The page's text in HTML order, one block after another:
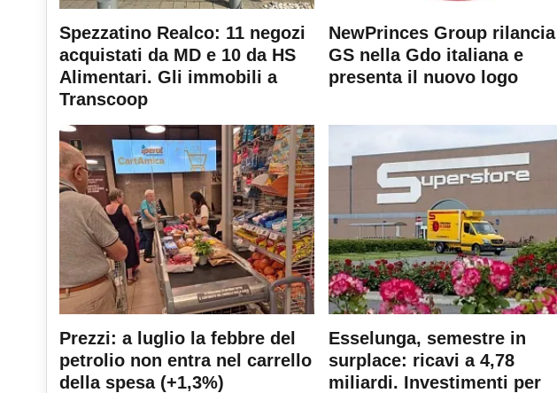
Spezzatino Realco: 11 negozi
acquistati da MD e 10 da HS
Alimentari. Gli immobili a
Transcoop
NewPrinces Group rilancia
GS nella Gdo italiana e
presenta il nuovo logo
Prezzi: a luglio la febbre del
petrolio non entra nel carrello
della spesa (+1,3%)
Esselunga, semestre in
surplace: ricavi a 4,78
miliardi. Investimenti per